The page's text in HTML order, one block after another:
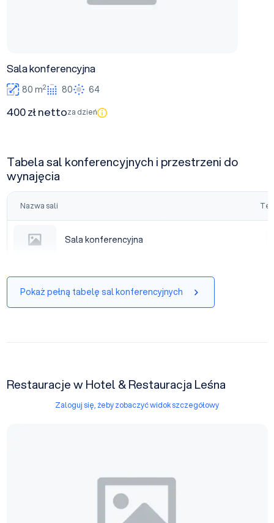
Sala konferencyjna
80 m2 80 64
400 zł nettoza dzień
Tabela sal konferencyjnych i przestrzeni do
wynajęcia
Nazwa sali
Sala konferencyjna
Sala konferencyjna
Pokaż pełną tabelę sal konferencyjnych
Restauracje w Hotel & Restauracja Leśna
Zaloguj się, żeby zobaczyć widok szczegółowy